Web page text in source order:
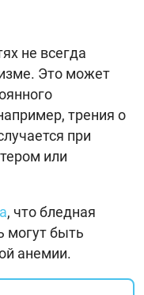
не всегда
Это может
трения о
при
или
, что бледная
могут быть
анемии.